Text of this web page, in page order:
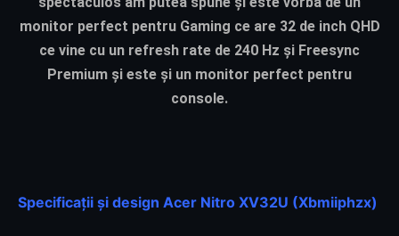
monitor perfect pentru Gaming ce are 32 de inch QHD
ce vine cu un refresh rate de 240 Hz și Freesync
Premium și este și un monitor perfect pentru
console.
Specificații și design Acer Nitro XV32U (Xbmiiphzx)